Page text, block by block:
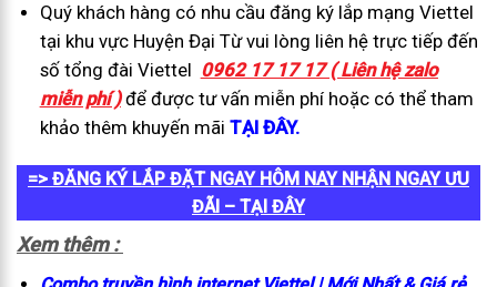
Quý khách hàng có nhu cầu đăng ký lắp mạng Viettel
tại khu vực Huyện Đại Từ vui lòng liên hệ trực tiếp đến
số tổng đài Viettel 0962 17 17 17 ( Liên hệ zalo
miễn phí )để được tư vấn miễn phí hoặc có thể tham
khảo thêm khuyến mãi TẠI ĐÂY.
=> ĐĂNG KÝ LẮP ĐẶT NGAY HÔM NAY NHẬN NGAY ƯU
ĐÃI – TẠI ĐÂY
Xem thêm :